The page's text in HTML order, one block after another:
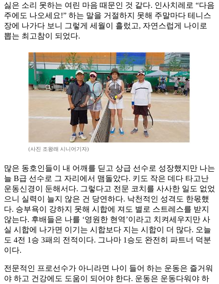
싫은 소리 못하는 여린 마음 때문인 것 같다. 인사치레로 “다음
주에도 나오세요!” 하는 말을 거절하지 못해 주말마다 테니스
장에 나가다 보니 그렇게 세월이 흘렀고, 자연스럽게 나이로
뽑는 최고참이 되었다.
(사진 조왕래 시니어기자)
많은 동호인들이 내 어깨를 딛고 상급 선수로 성장했지만 나는
늘 B급 선수로 그 자리에서 맴돌았다. 키도 작은 데다 타고난
운동신경이 둔해서다. 그렇다고 전문 코치를 사사한 일도 없었
으니 실력이 늘지 않은 건 당연하다. 낙천적인 성격도 한몫했
다. 승부욕이 강하지 못해 시합에 져도 별로 스트레스를 받지
않는다. 후배들은 나를 ‘영원한 현역’이라고 치켜세우지만 사
실 시합에 나가면 이기는 시합보다 지는 시합이 더 많다. 오늘
도 4전 1승 3패의 전적이다. 그나마 1승도 완전히 파트너 덕분
이다.
전문적인 프로선수가 아니라면 나이 들어 하는 운동은 즐거워
야 하고 건강에도 도움이 되어야 한다. 운동은 운동다워야 하